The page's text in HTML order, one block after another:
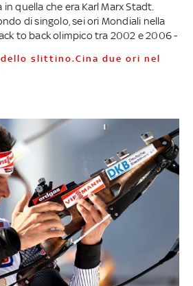
in quella che era Karl Marx Stadt.
di singolo, sei ori Mondiali nella
to back olimpico tra 2002 e 2006 -